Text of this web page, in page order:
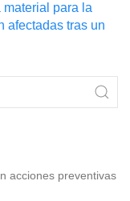
material para la
afectadas tras un
acciones preventivas